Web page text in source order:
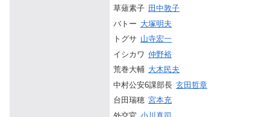
草薙素子 田中敦子
バトー 大塚明夫
トグサ 山寺宏一
イシカワ 仲野裕
荒巻大輔 大木民夫
中村公安6課部長 玄田哲章
台田瑞穂 宮本充